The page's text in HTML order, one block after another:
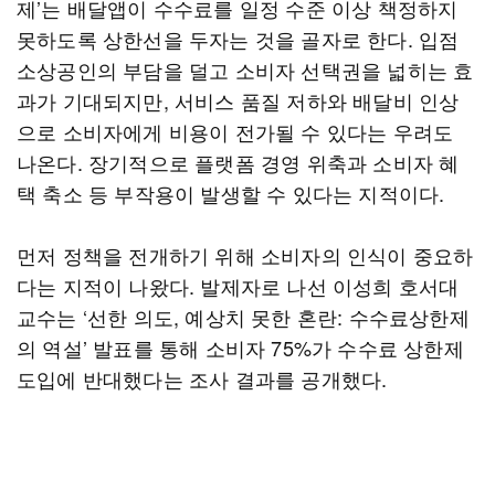
제’는 배달앱이 수수료를 일정 수준 이상 책정하지
못하도록 상한선을 두자는 것을 골자로 한다. 입점
소상공인의 부담을 덜고 소비자 선택권을 넓히는 효
과가 기대되지만, 서비스 품질 저하와 배달비 인상
으로 소비자에게 비용이 전가될 수 있다는 우려도
나온다. 장기적으로 플랫폼 경영 위축과 소비자 혜
택 축소 등 부작용이 발생할 수 있다는 지적이다.
먼저 정책을 전개하기 위해 소비자의 인식이 중요하
다는 지적이 나왔다. 발제자로 나선 이성희 호서대
교수는 ‘선한 의도, 예상치 못한 혼란: 수수료상한제
의 역설’ 발표를 통해 소비자 75%가 수수료 상한제
도입에 반대했다는 조사 결과를 공개했다.